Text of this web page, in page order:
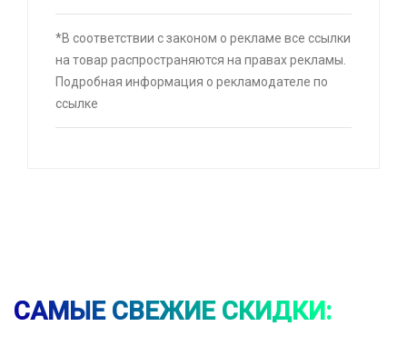
*В соответствии с законом о рекламе все ссылки
на товар распространяются на правах рекламы.
Подробная информация о рекламодателе по
ссылке
САМЫЕ СВЕЖИЕ СКИДКИ: